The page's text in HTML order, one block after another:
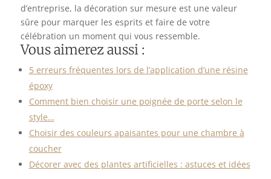
d’entreprise, la décoration sur mesure est une valeur
sûre pour marquer les esprits et faire de votre
célébration un moment qui vous ressemble.
Vous aimerez aussi :
5 erreurs fréquentes lors de l’application d’une résine
époxy
Comment bien choisir une poignée de porte selon le
style…
Choisir des couleurs apaisantes pour une chambre à
coucher
Décorer avec des plantes artificielles : astuces et idées